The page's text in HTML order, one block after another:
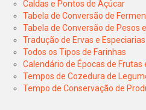
Caldas e Pontos de Açúcar
Tabela de Conversão de
Tabela de Conversão de Pesos
Tradução de Ervas e Especiarias
Todos os Tipos de Farinhas
Calendário de Épocas de Frutas
Tempos de Cozedura de
Tempo de Conservação de